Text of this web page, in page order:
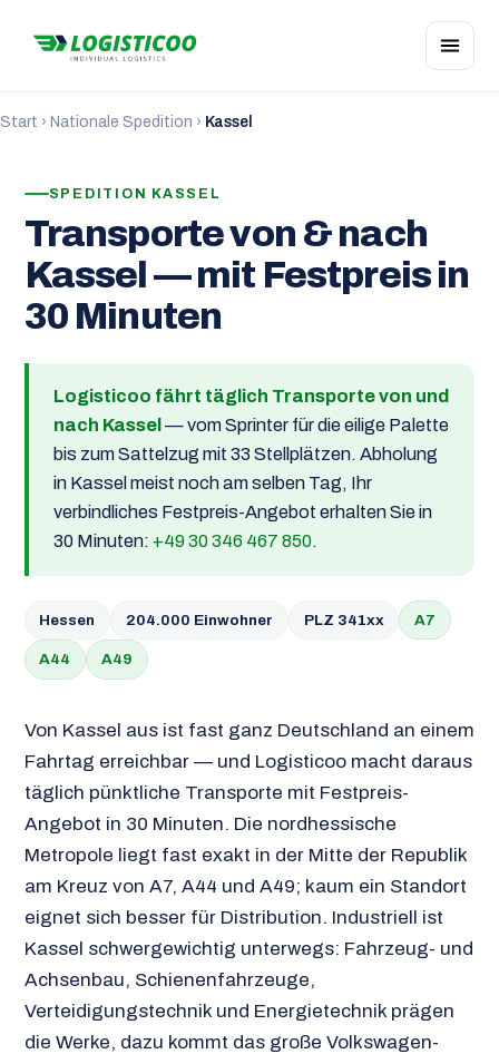
Start › Nationale Spedition › Kassel
SPEDITION KASSEL
Transporte von & nach
Kassel — mit Festpreis in
30 Minuten
Logisticoo fährt täglich Transporte von und
nach Kassel — vom Sprinter für die eilige Palette
bis zum Sattelzug mit 33 Stellplätzen. Abholung
in Kassel meist noch am selben Tag, Ihr
verbindliches Festpreis-Angebot erhalten Sie in
30 Minuten: +49 30 346 467 850.
Hessen 204.000 Einwohner PLZ 341xx A7
A44 A49
Von Kassel aus ist fast ganz Deutschland an einem
Fahrtag erreichbar — und Logisticoo macht daraus
täglich pünktliche Transporte mit Festpreis-
Angebot in 30 Minuten. Die nordhessische
Metropole liegt fast exakt in der Mitte der Republik
am Kreuz von A7, A44 und A49; kaum ein Standort
eignet sich besser für Distribution. Industriell ist
Kassel schwergewichtig unterwegs: Fahrzeug- und
Achsenbau, Schienenfahrzeuge,
Verteidigungstechnik und Energietechnik prägen
die Werke, dazu kommt das große Volkswagen-